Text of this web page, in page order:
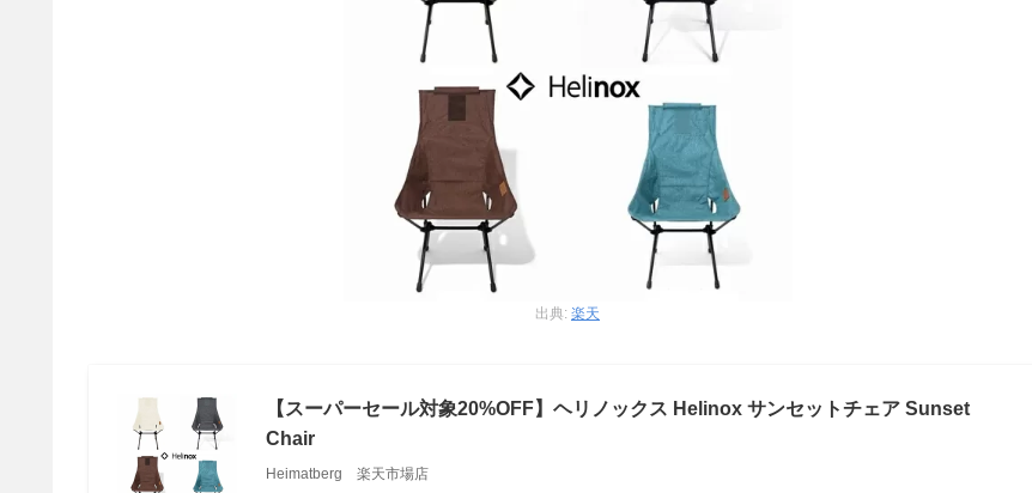
出典: 楽天
【スーパーセール対象20%OFF】ヘリノックス Helinox サンセットチェア Sunset
Chair
Heimatberg 楽天市場店